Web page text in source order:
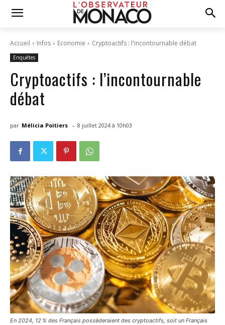
Accueil Infos Economie Cryptoactifs : l'incontournable débat
Enquêtes
Cryptoactifs : l’incontournable
débat
par Mélicia Poitiers - 8 juillet 2024 à 10h03
En 2024, 12 % des Français possèderaient des cryptoactifs, soit un Français